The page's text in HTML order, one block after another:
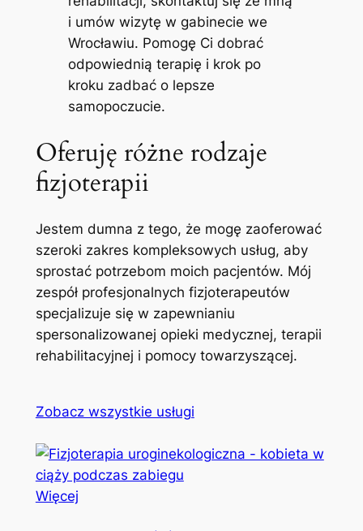
i umów wizytę w gabinecie we
Wrocławiu. Pomogę Ci dobrać
odpowiednią terapię i krok po
kroku zadbać o lepsze
samopoczucie.
Oferuję różne rodzaje
fizjoterapii
Jestem dumna z tego, że mogę zaoferować
szeroki zakres kompleksowych usług, aby
sprostać potrzebom moich pacjentów. Mój
zespół profesjonalnych fizjoterapeutów
specjalizuje się w zapewnianiu
spersonalizowanej opieki medycznej, terapii
rehabilitacyjnej i pomocy towarzyszącej.
Zobacz wszystkie usługi
Więcej